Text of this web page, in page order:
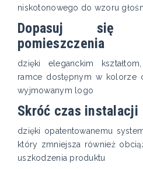
niskotonowego do wzoru
Dopasuj się
pomieszczenia
dzięki eleganckim
ramce dostępnym w kolorze
wyjmowanym logo
Skróć czas instalacji
dzięki opatentowanemu
który zmniejsza również
uszkodzenia produktu